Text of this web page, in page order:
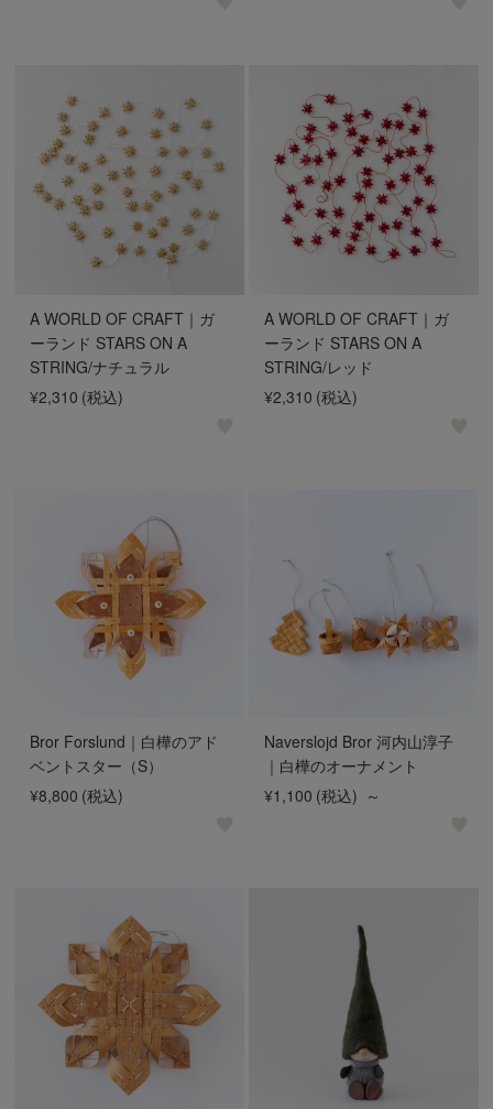
A WORLD OF CRAFT｜ガ
ーランド STARS ON A
STRING/ナチュラル
¥2,310 (税込)
A WORLD OF CRAFT｜ガ
ーランド STARS ON A
STRING/レッド
¥2,310 (税込)
Bror Forslund｜白樺のアド
ベントスター（S）
¥8,800 (税込)
Naverslojd Bror 河内山淳子
｜白樺のオーナメント
¥1,100 (税込) ～